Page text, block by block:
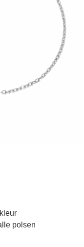
polsen